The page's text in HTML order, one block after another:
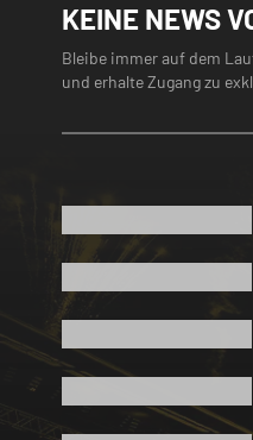
KEINE NEWS
Bleibe immer auf dem
und erhalte Zugang zu